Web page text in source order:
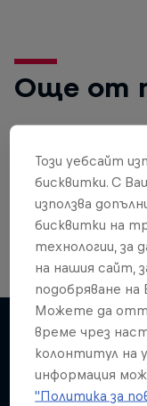
Още от
Gaming
Level up with the
reviews and films.
Подобни
Този уебсайт
бисквитки. С
използва
бисквитки на
технологии, за
на нашия сайт,
подобряване на
Можете да
време чрез
колонтитул на
информация
"Политика за